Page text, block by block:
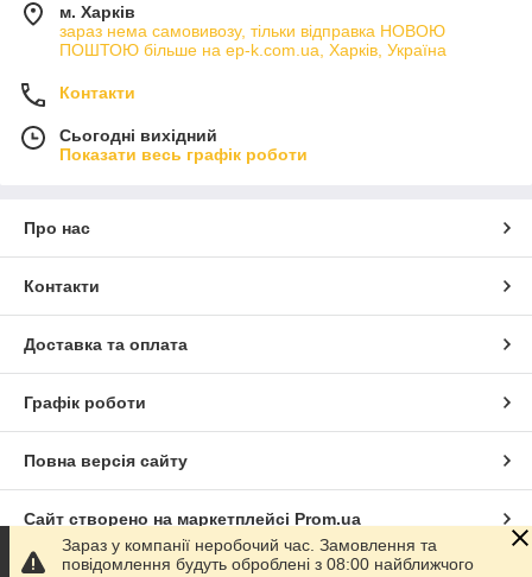
м. Харків
зараз нема самовивозу, тільки відправка НОВОЮ
ПОШТОЮ більше на ep-k.com.ua, Харків, Україна
Контакти
Сьогодні вихідний
Показати весь графік роботи
Про нас
Контакти
Доставка та оплата
Графік роботи
Повна версія сайту
Сайт створено на маркетплейсі Prom.ua
Зараз у компанії неробочий час. Замовлення та
повідомлення будуть оброблені з 08:00 найближчого